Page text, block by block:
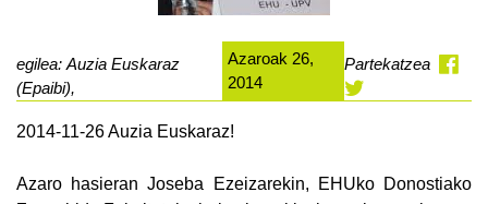
egilea: Auzia Euskaraz
(Epaibi),
Azaroak 26,
2014
Partekatzea
2014-11-26 Auzia Euskaraz!
Azaro hasieran Joseba Ezeizarekin, EHUko Donostiako